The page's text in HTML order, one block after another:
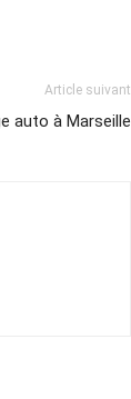
Article suivant
auto à Marseille